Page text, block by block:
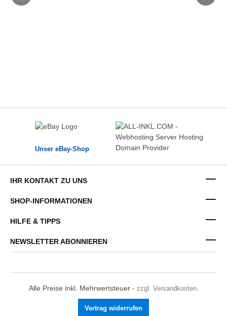
Unser eBay-Shop
IHR KONTAKT ZU UNS
SHOP-INFORMATIONEN
HILFE & TIPPS
NEWSLETTER ABONNIEREN
Alle Preise inkl. Mehrwertsteuer - zzgl. Versandkosten.
Vertrag widerrufen